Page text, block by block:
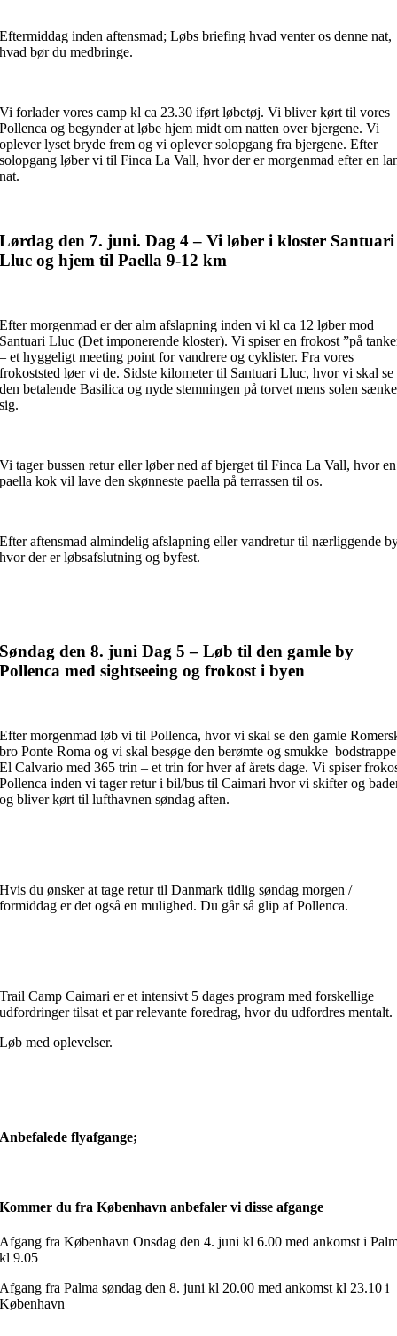
Eftermiddag inden aftensmad; Løbs briefing hvad venter os denne nat,
hvad bør du medbringe.
Vi forlader vores camp kl ca 23.30 iført løbetøj. Vi bliver kørt til vores
Pollenca og begynder at løbe hjem midt om natten over bjergene. Vi
oplever lyset bryde frem og vi oplever solopgang fra bjergene. Efter
solopgang løber vi til Finca La Vall, hvor der er morgenmad efter en
nat.
Lørdag den 7. juni. Dag 4 – Vi løber i kloster Santuari
Lluc og hjem til Paella 9-12 km
Efter morgenmad er der alm afslapning inden vi kl ca 12 løber mod
Santuari Lluc (Det imponerende kloster). Vi spiser en frokost ”på
– et hyggeligt meeting point for vandrere og cyklister. Fra vores
frokoststed løer vi de. Sidste kilometer til Santuari Lluc, hvor vi skal se
den betalende Basilica og nyde stemningen på torvet mens solen
sig.
Vi tager bussen retur eller løber ned af bjerget til Finca La Vall, hvor en
paella kok vil lave den skønneste paella på terrassen til os.
Efter aftensmad almindelig afslapning eller vandretur til nærliggende
hvor der er løbsafslutning og byfest.
Søndag den 8. juni Dag 5 – Løb til den gamle by
Pollenca med sightseeing og frokost i byen
Efter morgenmad løb vi til Pollenca, hvor vi skal se den gamle
bro Ponte Roma og vi skal besøge den berømte og smukke bodstrappe
El Calvario med 365 trin – et trin for hver af årets dage. Vi spiser
Pollenca inden vi tager retur i bil/bus til Caimari hvor vi skifter og
og bliver kørt til lufthavnen søndag aften.
Hvis du ønsker at tage retur til Danmark tidlig søndag morgen /
formiddag er det også en mulighed. Du går så glip af Pollenca.
Trail Camp Caimari er et intensivt 5 dages program med forskellige
udfordringer tilsat et par relevante foredrag, hvor du udfordres mentalt.
Løb med oplevelser.
Anbefalede flyafgange;
Kommer du fra København anbefaler vi disse afgange
Afgang fra København Onsdag den 4. juni kl 6.00 med ankomst i
kl 9.05
Afgang fra Palma søndag den 8. juni kl 20.00 med ankomst kl 23.10 i
København